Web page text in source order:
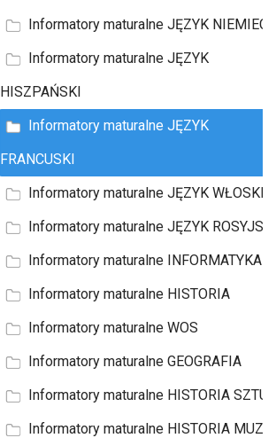
Informatory maturalne JĘZYK
Informatory maturalne JĘZYK
HISZPAŃSKI
Informatory maturalne JĘZYK
FRANCUSKI
Informatory maturalne JĘZYK WŁOSKI
Informatory maturalne JĘZYK ROSYJSKI
Informatory maturalne INFORMATYKA
Informatory maturalne HISTORIA
Informatory maturalne WOS
Informatory maturalne GEOGRAFIA
Informatory maturalne HISTORIA
Informatory maturalne HISTORIA